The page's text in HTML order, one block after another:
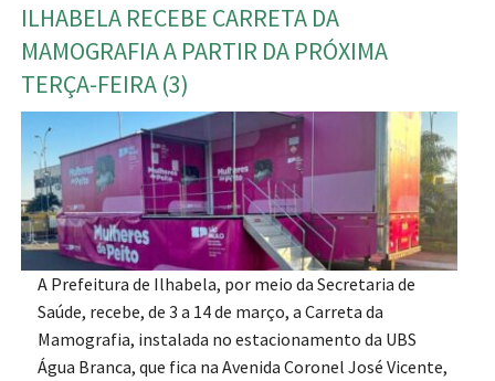
ILHABELA RECEBE CARRETA DA
MAMOGRAFIA A PARTIR DA PRÓXIMA
TERÇA-FEIRA (3)
A Prefeitura de Ilhabela, por meio da Secretaria de
Saúde, recebe, de 3 a 14 de março, a Carreta da
Mamografia, instalada no estacionamento da UBS
Água Branca, que fica na Avenida Coronel José Vicente,